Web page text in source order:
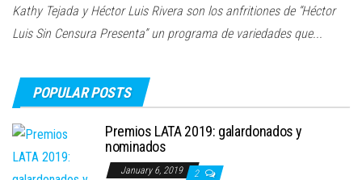
Kathy Tejada y Héctor Luis Rivera son los anfritiones de “Héctor
Luis Sin Censura Presenta” un programa de variedades que...
POPULAR POSTS
Premios LATA 2019: galardonados y
nominados
January 6, 2019 2